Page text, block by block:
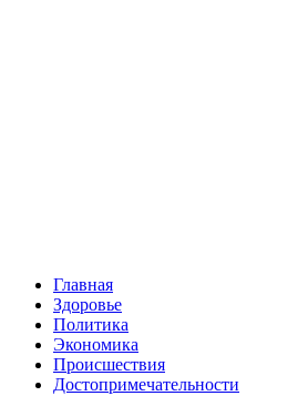
Главная
Здоровье
Политика
Экономика
Происшествия
Достопримечательности